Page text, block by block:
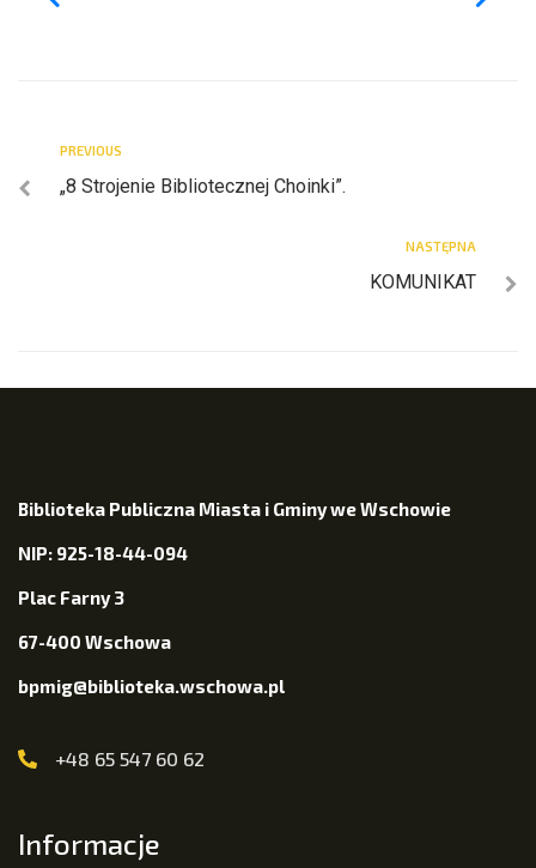
PREVIOUS
„8 Strojenie Bibliotecznej Choinki”.
NASTĘPNA
KOMUNIKAT
Biblioteka Publiczna Miasta i Gminy we Wschowie
NIP: 925-18-44-094
Plac Farny 3
67-400 Wschowa
bpmig@biblioteka.wschowa.pl
+48 65 547 60 62
Informacje